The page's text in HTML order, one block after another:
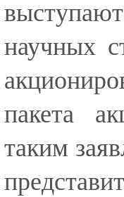
научных
пакета
таким